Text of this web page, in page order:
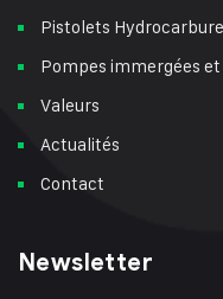
Pistolets
Pompes immergées
Valeurs
Actualités
Contact
Newsletter